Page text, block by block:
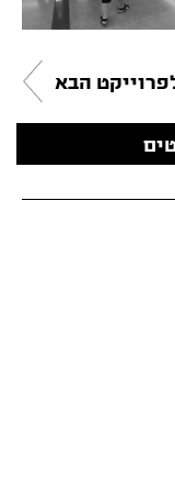
הבא